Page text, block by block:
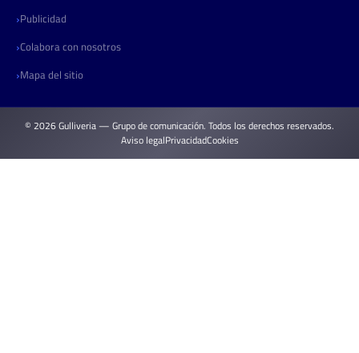
Publicidad
Colabora con nosotros
Mapa del sitio
© 2026 Gulliveria — Grupo de comunicación. Todos los derechos reservados.
Aviso legalPrivacidadCookies